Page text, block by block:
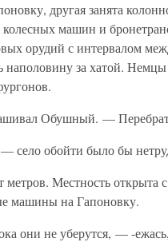
другая занята
машин и
орудий с интервалом
за хатой.
Обушный. —
село обойти было бы
метров. Местность открыта
машины на Гапоновку.
они не уберутся, — -